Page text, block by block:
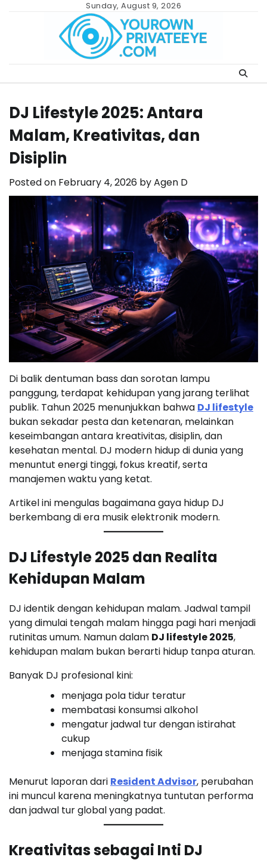
Sunday, August 9, 2026
DJ Lifestyle 2025: Antara
Malam, Kreativitas, dan
Disiplin
Posted on February 4, 2026 byAgen D
Di balik dentuman bass dan sorotan lampu
panggung, terdapat kehidupan yang jarang terlihat
publik. Tahun 2025 menunjukkan bahwa DJ lifestyle
bukan sekadar pesta dan ketenaran, melainkan
keseimbangan antara kreativitas, disiplin, dan
kesehatan mental. DJ modern hidup di dunia yang
menuntut energi tinggi, fokus kreatif, serta
manajemen waktu yang ketat.
Artikel ini mengulas bagaimana gaya hidup DJ
berkembang di era musik elektronik modern.
DJ Lifestyle 2025 dan Realita
Kehidupan Malam
DJ identik dengan kehidupan malam. Jadwal tampil
yang dimulai tengah malam hingga pagi hari menjadi
rutinitas umum. Namun dalam DJ lifestyle 2025,
kehidupan malam bukan berarti hidup tanpa aturan.
Banyak DJ profesional kini:
menjaga pola tidur teratur
membatasi konsumsi alkohol
mengatur jadwal tur dengan istirahat
cukup
menjaga stamina fisik
Menurut laporan dari Resident Advisor, perubahan
ini muncul karena meningkatnya tuntutan performa
dan jadwal tur global yang padat.
Kreativitas sebagai Inti DJ